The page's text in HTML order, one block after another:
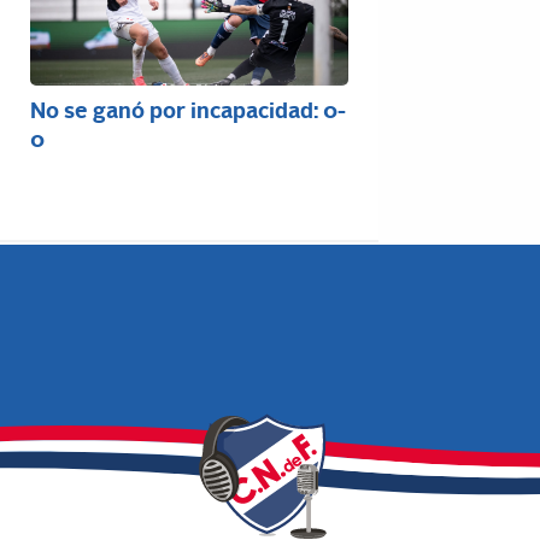
No se ganó por incapacidad: 0-
0